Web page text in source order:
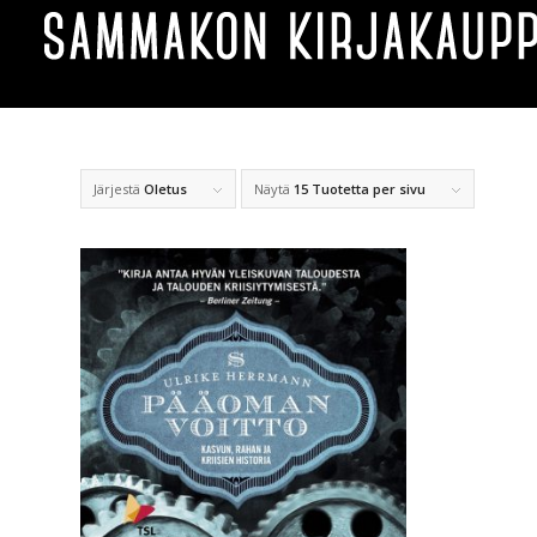
Järjestä Oletus Näytä 15 Tuotetta per sivu